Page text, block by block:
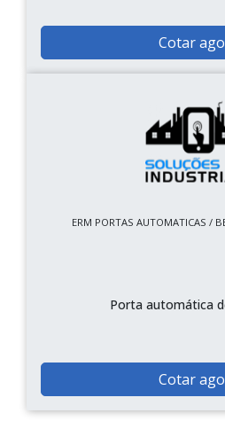
Cotar
ERM PORTAS AUTOMATICAS /
Porta automática
Cotar